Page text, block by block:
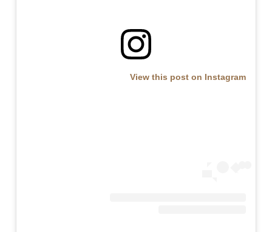
View this post on Instagram